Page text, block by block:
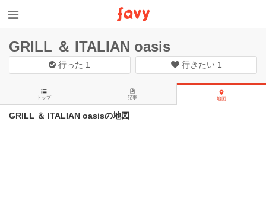
GRILL ＆ ITALIAN oasis
行った 1 行きたい 1
トップ 記事 地図
GRILL ＆ ITALIAN oasisの地図